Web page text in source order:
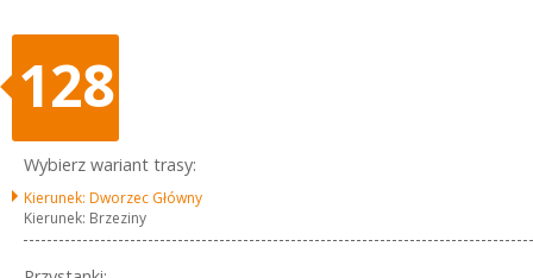
128
Wybierz wariant trasy:
Kierunek: Dworzec Główny
Kierunek: Brzeziny